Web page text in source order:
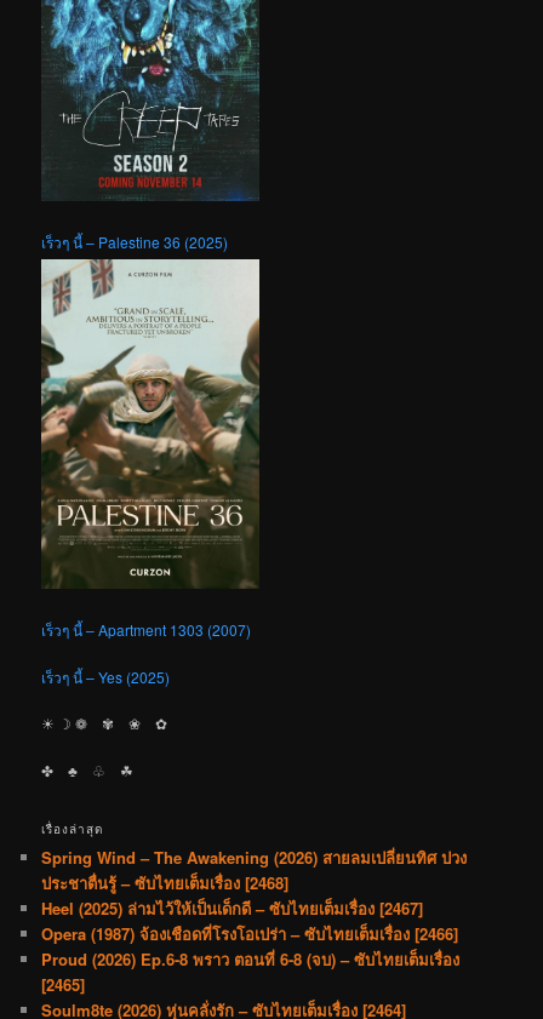
เร็วๆ นี้ – Palestine 36 (2025)
เร็วๆ นี้ – Apartment 1303 (2007)
เร็วๆ นี้ – Yes (2025)
☀︎ ☽ ❁ ✾ ❀ ✿
✤ ♣︎ ♧ ☘︎
เรื่องล่าสุด
Spring Wind – The Awakening (2026) สายลมเปลี่ยนทิศ ปวง
ประชาตื่นรู้ – ซับไทยเต็มเรื่อง [2468]
Heel (2025) ล่ามไว้ให้เป็นเด็กดี – ซับไทยเต็มเรื่อง [2467]
Opera (1987) จ้องเชือดที่โรงโอเปร่า – ซับไทยเต็มเรื่อง [2466]
Proud (2026) Ep.6-8 พราว ตอนที่ 6-8 (จบ) – ซับไทยเต็มเรื่อง
[2465]
Soulm8te (2026) หุ่นคลั่งรัก – ซับไทยเต็มเรื่อง [2464]